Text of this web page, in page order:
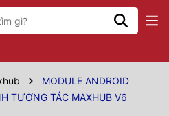
MODULE ANDROID
TƯƠNG TÁC MAXHUB V6
9.0
A72 + Quad Core A53